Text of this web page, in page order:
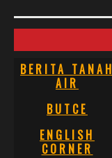
BERITA TANAH
AIR
BUTCE
ENGLISH
CORNER